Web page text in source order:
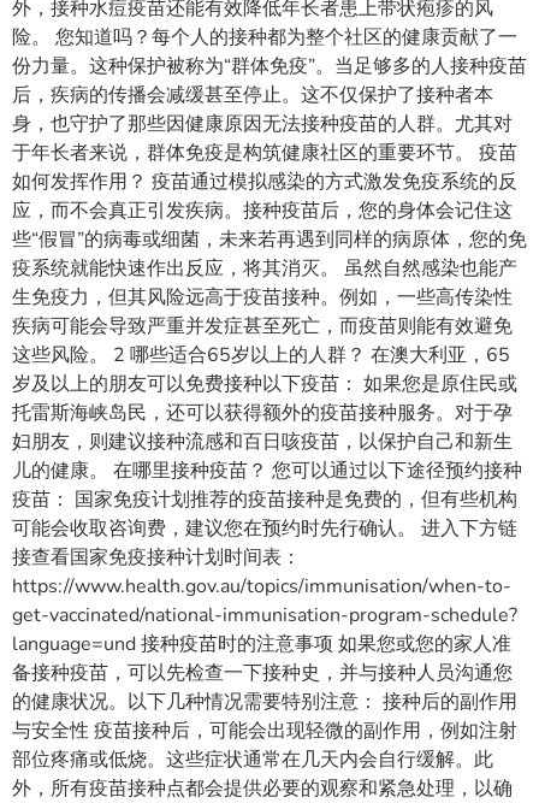
外，接种水痘疫苗还能有效降低年长者患上带状疱疹的风
险。 您知道吗？每个人的接种都为整个社区的健康贡献了一
份力量。这种保护被称为“群体免疫”。当足够多的人接种疫苗
后，疾病的传播会减缓甚至停止。这不仅保护了接种者本
身，也守护了那些因健康原因无法接种疫苗的人群。尤其对
于年长者来说，群体免疫是构筑健康社区的重要环节。 疫苗
如何发挥作用？ 疫苗通过模拟感染的方式激发免疫系统的反
应，而不会真正引发疾病。接种疫苗后，您的身体会记住这
些“假冒”的病毒或细菌，未来若再遇到同样的病原体，您的免
疫系统就能快速作出反应，将其消灭。 虽然自然感染也能产
生免疫力，但其风险远高于疫苗接种。例如，一些高传染性
疾病可能会导致严重并发症甚至死亡，而疫苗则能有效避免
这些风险。 2 哪些适合65岁以上的人群？ 在澳大利亚，65
岁及以上的朋友可以免费接种以下疫苗： 如果您是原住民或
托雷斯海峡岛民，还可以获得额外的疫苗接种服务。对于孕
妇朋友，则建议接种流感和百日咳疫苗，以保护自己和新生
儿的健康。 在哪里接种疫苗？ 您可以通过以下途径预约接种
疫苗： 国家免疫计划推荐的疫苗接种是免费的，但有些机构
可能会收取咨询费，建议您在预约时先行确认。 进入下方链
接查看国家免疫接种计划时间表：
https://www.health.gov.au/topics/immunisation/when-to-
get-vaccinated/national-immunisation-program-schedule?
language=und 接种疫苗时的注意事项 如果您或您的家人准
备接种疫苗，可以先检查一下接种史，并与接种人员沟通您
的健康状况。以下几种情况需要特别注意： 接种后的副作用
与安全性 疫苗接种后，可能会出现轻微的副作用，例如注射
部位疼痛或低烧。这些症状通常在几天内会自行缓解。此
外，所有疫苗接种点都会提供必要的观察和紧急处理，以确